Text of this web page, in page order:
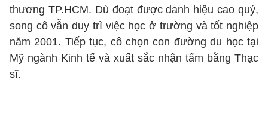
thương TP.HCM. Dù đoạt được danh hiệu cao quý,
song cô vẫn duy trì việc học ở trường và tốt nghiệp
năm 2001. Tiếp tục, cô chọn con đường du học tại
Mỹ ngành Kinh tế và xuất sắc nhận tấm bằng Thạc
sĩ.